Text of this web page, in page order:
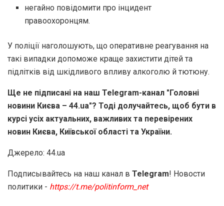
негайно повідомити про інцидент
правоохоронцям.
У поліції наголошують, що оперативне реагування на
такі випадки допоможе краще захистити дітей та
підлітків від шкідливого впливу алкоголю й тютюну.
Ще не підписані на наш Telegram-канал "Головні
новини Києва – 44.ua"? Тоді долучайтесь, щоб бути в
курсі усіх актуальних, важливих та перевірених
новин Києва, Київської області та України.
Джерело: 44.ua
Подписывайтесь на наш канал в Telegram! Новости
политики - https://t.me/politinform_net